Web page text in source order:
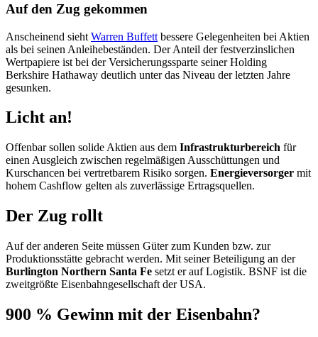
Auf den Zug gekommen
Anscheinend sieht Warren Buffett bessere Gelegenheiten bei Aktien
als bei seinen Anleihebeständen. Der Anteil der festverzinslichen
Wertpapiere ist bei der Versicherungssparte seiner Holding
Berkshire Hathaway deutlich unter das Niveau der letzten Jahre
gesunken.
Licht an!
Offenbar sollen solide Aktien aus dem Infrastrukturbereich für
einen Ausgleich zwischen regelmäßigen Ausschüttungen und
Kurschancen bei vertretbarem Risiko sorgen. Energieversorger mit
hohem Cashflow gelten als zuverlässige Ertragsquellen.
Der Zug rollt
Auf der anderen Seite müssen Güter zum Kunden bzw. zur
Produktionsstätte gebracht werden. Mit seiner Beteiligung an der
Burlington Northern Santa Fe setzt er auf Logistik. BSNF ist die
zweitgrößte Eisenbahngesellschaft der USA.
900 % Gewinn mit der Eisenbahn?